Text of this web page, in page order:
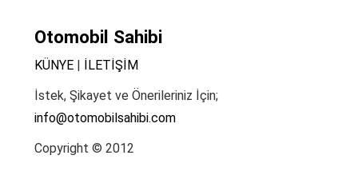
Otomobil Sahibi
KÜNYE| İLETİŞİM
İstek, Şikayet ve Önerileriniz İçin;
info@otomobilsahibi.com
Copyright © 2012